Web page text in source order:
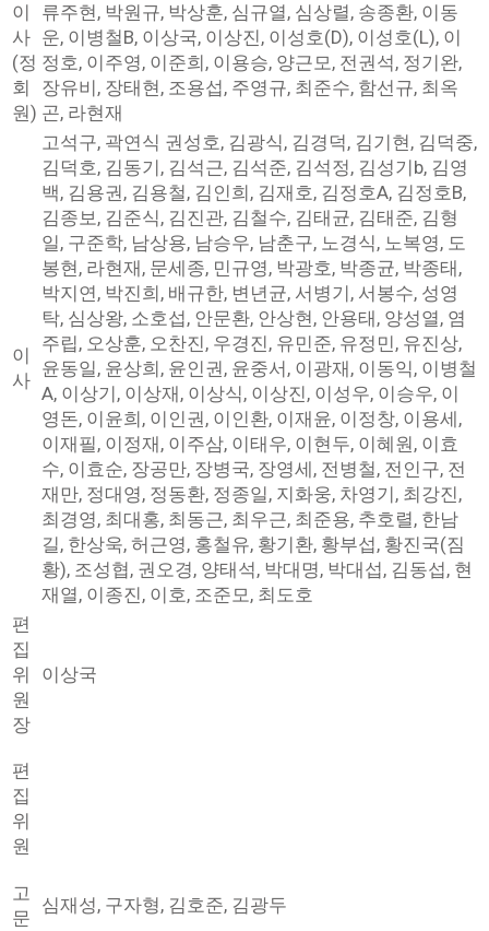
이
사
(정
회
원)
류주현, 박원규, 박상훈, 심규열, 심상렬, 송종환, 이동
운, 이병철B, 이상국, 이상진, 이성호(D), 이성호(L), 이
정호, 이주영, 이준희, 이용승, 양근모, 전권석, 정기완,
장유비, 장태현, 조용섭, 주영규, 최준수, 함선규, 최옥
곤, 라현재
이
사
고석구, 곽연식 권성호, 김광식, 김경덕, 김기현, 김덕중,
김덕호, 김동기, 김석근, 김석준, 김석정, 김성기b, 김영
백, 김용권, 김용철, 김인희, 김재호, 김정호A, 김정호B,
김종보, 김준식, 김진관, 김철수, 김태균, 김태준, 김형
일, 구준학, 남상용, 남승우, 남춘구, 노경식, 노복영, 도
봉현, 라현재, 문세종, 민규영, 박광호, 박종균, 박종태,
박지연, 박진희, 배규한, 변년균, 서병기, 서봉수, 성영
탁, 심상왕, 소호섭, 안문환, 안상현, 안용태, 양성열, 염
주립, 오상훈, 오찬진, 우경진, 유민준, 유정민, 유진상,
윤동일, 윤상희, 윤인권, 윤중서, 이광재, 이동익, 이병철
A, 이상기, 이상재, 이상식, 이상진, 이성우, 이승우, 이
영돈, 이윤희, 이인권, 이인환, 이재윤, 이정창, 이용세,
이재필, 이정재, 이주삼, 이태우, 이현두, 이혜원, 이효
수, 이효순, 장공만, 장병국, 장영세, 전병철, 전인구, 전
재만, 정대영, 정동환, 정종일, 지화웅, 차영기, 최강진,
최경영, 최대홍, 최동근, 최우근, 최준용, 추호렬, 한남
길, 한상욱, 허근영, 홍철유, 황기환, 황부섭, 황진국(짐
황), 조성협, 권오경, 양태석, 박대명, 박대섭, 김동섭, 현
재열, 이종진, 이호, 조준모, 최도호
편
집
위
원
장
이상국
편
집
위
원
고
문
심재성, 구자형, 김호준, 김광두